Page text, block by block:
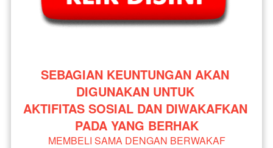
SEBAGIAN KEUNTUNGAN AKAN
DIGUNAKAN UNTUK
AKTIFITAS SOSIAL DAN DIWAKAFKAN
PADA YANG BERHAK
MEMBELI SAMA DENGAN BERWAKAF